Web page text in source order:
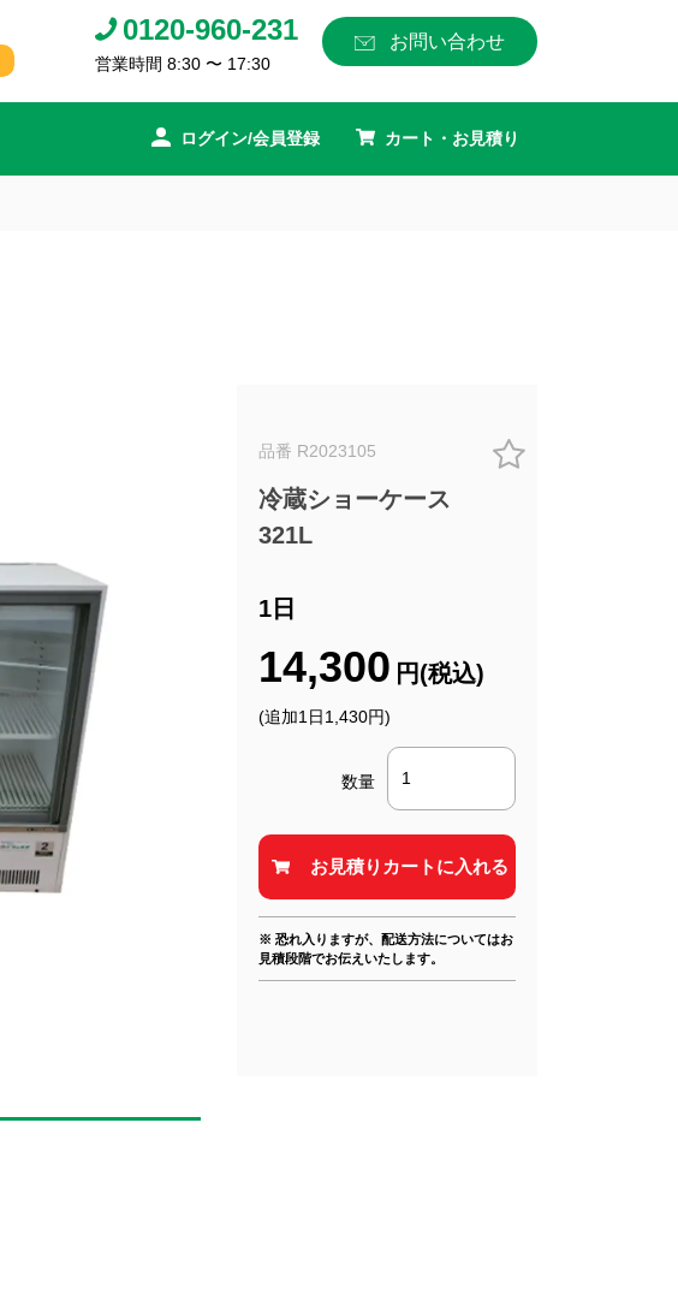
0120-960-231
営業時間 8:30 〜 17:30
お問い合わせ
ログイン/会員登録 カート・お見積り
品番 R2023105
冷蔵ショーケース
321L
1日
14,300 円(税込)
(追加1日1,430円)
数量
※ 恐れ入りますが、配送方法についてはお
見積段階でお伝えいたします。